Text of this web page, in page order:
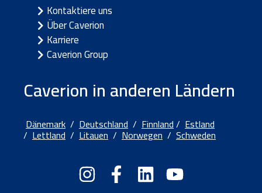
Kontaktiere uns
Über Caverion
Karriere
Caverion Group
Caverion in anderen Ländern
Dänemark / Deutschland / Finnland/ Estland
/ Lettland / Litauen / Norwegen / Schweden